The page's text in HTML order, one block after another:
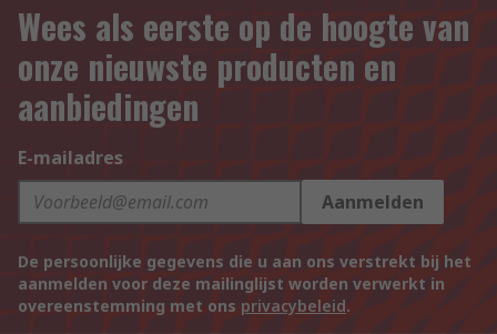
Wees als eerste op de hoogte van
onze nieuwste producten en
aanbiedingen
E-mailadres
Aanmelden
De persoonlijke gegevens die u aan ons verstrekt bij het
aanmelden voor deze mailinglijst worden verwerkt in
overeenstemming met ons privacybeleid.